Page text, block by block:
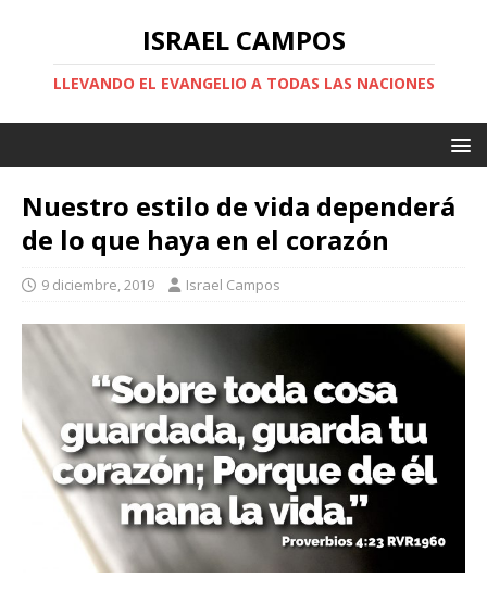
ISRAEL CAMPOS
LLEVANDO EL EVANGELIO A TODAS LAS NACIONES
Nuestro estilo de vida dependerá
de lo que haya en el corazón
9 diciembre, 2019 Israel Campos